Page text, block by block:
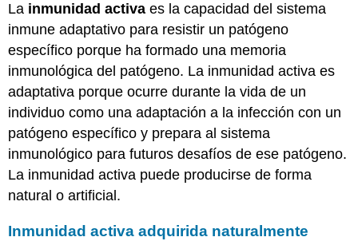
La inmunidad activa es la capacidad del sistema
inmune adaptativo para resistir un patógeno
específico porque ha formado una memoria
inmunológica del patógeno. La inmunidad activa es
adaptativa porque ocurre durante la vida de un
individuo como una adaptación a la infección con un
patógeno específico y prepara al sistema
inmunológico para futuros desafíos de ese patógeno.
La inmunidad activa puede producirse de forma
natural o artificial.
Inmunidad activa adquirida naturalmente